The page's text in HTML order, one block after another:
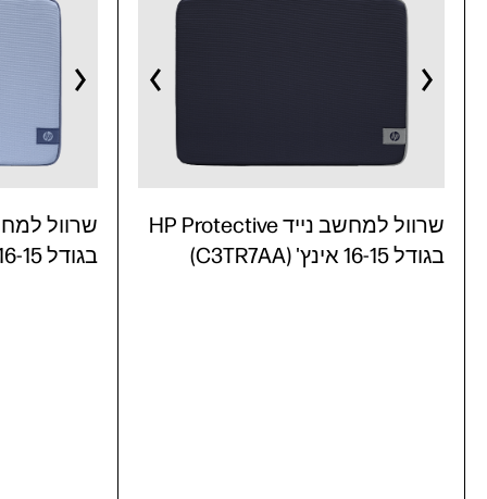
בגודל 16-15 אינץ' (C3TR6AA)
שרוול למחשב נייד HP Protective
בגודל 16-15 אינץ' (C3TR7AA)